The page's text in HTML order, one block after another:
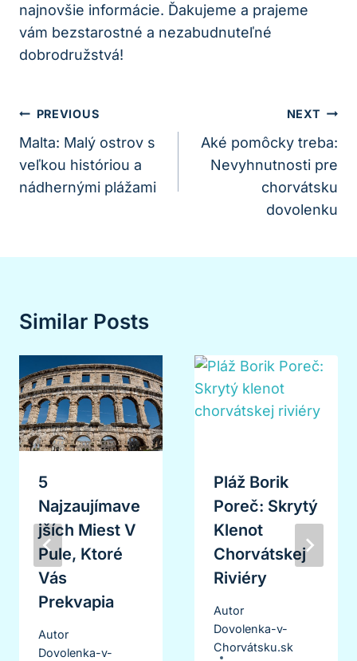
najnovšie informácie. Ďakujeme a prajeme
vám bezstarostné a nezabudnuteľné
dobrodružstvá!
Navigácia
V
Článku
PREVIOUS
Malta: Malý ostrov s
veľkou históriou a
nádhernými plážami
NEXT
Aké pomôcky treba:
Nevyhnutnosti pre
chorvátsku
dovolenku
Similar Posts
5
Najzaujímave
Jších Miest V
Pule, Ktoré
Vás
Prekvapia
Autor
Dovolenka-v-
Pláž Borik
Poreč: Skrytý
Klenot
Chorvátskej
Riviéry
Autor
Dovolenka-v-
Chorvátsku.sk